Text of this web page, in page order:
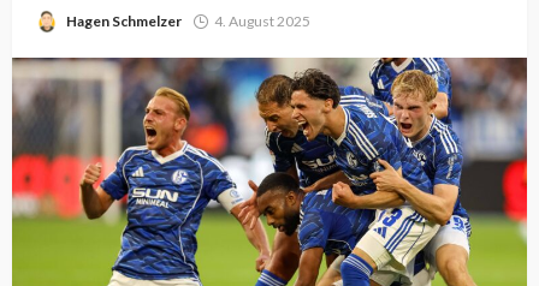
Hagen Schmelzer 4. August 2025